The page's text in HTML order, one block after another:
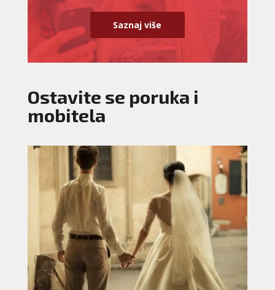
Saznaj više
Ostavite se poruka i
mobitela